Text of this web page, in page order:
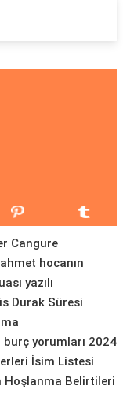
Cangure
hocanın
yazılı
Durak Süresi
burç yorumları 2024
İsim Listesi
Hoşlanma Belirtileri